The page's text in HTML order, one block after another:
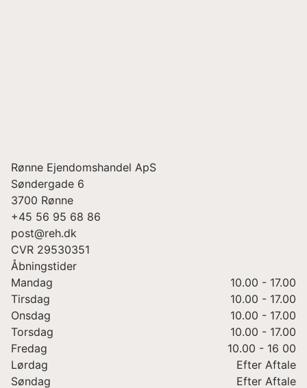
Rønne Ejendomshandel ApS
Søndergade 6
3700 Rønne
+45 56 95 68 86
post@reh.dk
CVR 29530351
Åbningstider
Mandag
10.00 - 17.00
Tirsdag
10.00 - 17.00
Onsdag
10.00 - 17.00
Torsdag
10.00 - 17.00
Fredag
10.00 - 16 00
Lørdag
Efter Aftale
Søndag
Efter Aftale